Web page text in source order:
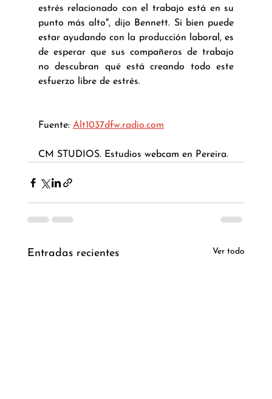
estrés relacionado con el trabajo está en su
punto más alto", dijo Bennett. Si bien puede
estar ayudando con la producción laboral, es
de esperar que sus compañeros de trabajo
no descubran qué está creando todo este
esfuerzo libre de estrés.
Fuente: Alt1037dfw.radio.com
CM STUDIOS. Estudios webcam en Pereira.
Entradas recientes Ver todo